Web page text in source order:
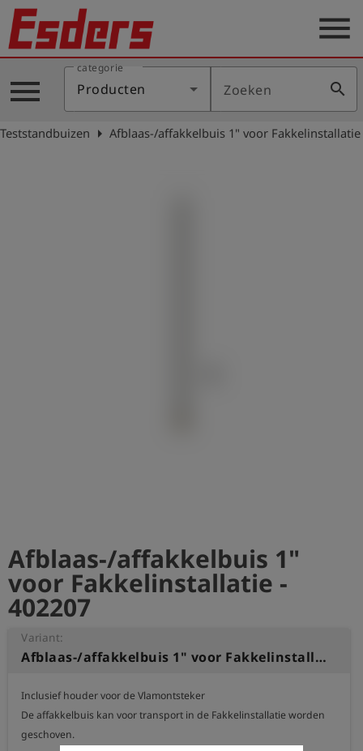
Sectoren
Blog
Producten
menu
menu
categorie
Producten Zoeken search
Teststandbuizen arrow_right Afblaas-/affakkelbuis 1" voor Fakkelinstallatie
Afblaas-/affakkelbuis 1"
voor Fakkelinstallatie -
402207
Variant:
Afblaas-/affakkelbuis 1" voor Fakkelinstallatie
Inclusief houder voor de Vlamontsteker
De affakkelbuis kan voor transport in de Fakkelinstallatie worden
geschoven.